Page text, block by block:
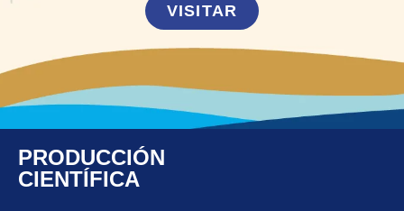
VISITAR
PRODUCCIÓN
CIENTÍFICA